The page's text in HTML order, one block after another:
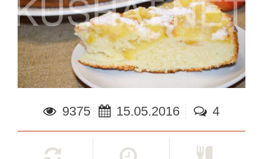
9375 15.05.2016 4